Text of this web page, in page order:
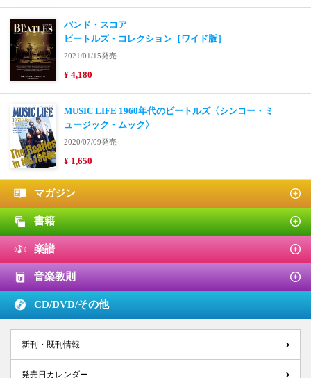
バンド・スコア
ビートルズ・コレクション［ワイド版］
2021/01/15発売
¥ 4,180
MUSIC LIFE 1960年代のビートルズ〈シンコー・ミ
ュージック・ムック〉
2020/07/09発売
¥ 1,650
マガジン
書籍
楽譜
音楽教則
CD/DVD/その他
新刊・既刊情報
発売日カレンダー